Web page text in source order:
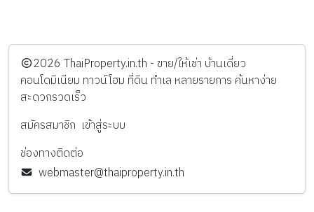
️2026 ThaiProperty.in.th - ขาย/ให้เช่า บ้านเดี่ยว
คอนโดมิเนียม ทาวน์โฮม ที่ดิน ทำเล หลายรายการ ค้นหาง่าย
สะดวกรวดเร็ว
สมัครสมาชิก เข้าสู่ระบบ
ช่องทางติดต่อ
webmaster@thaiproperty.in.th